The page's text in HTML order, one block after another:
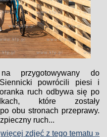
przygotowywany do
powrócili piesi i
ruch odbywa się po
które zostały
obu stronach przeprawy.
ruch...
więcej zdjęć z tego tematu »